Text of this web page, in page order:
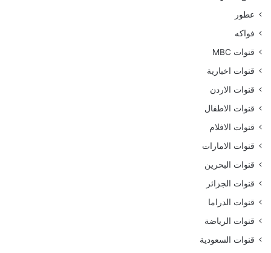
عطور
فواكه
قنوات MBC
قنوات اخبارية
قنوات الاردن
قنوات الاطفال
قنوات الافلام
قنوات الامارات
قنوات البحرين
قنوات الجزائر
قنوات الدراما
قنوات الرياضة
قنوات السعودية